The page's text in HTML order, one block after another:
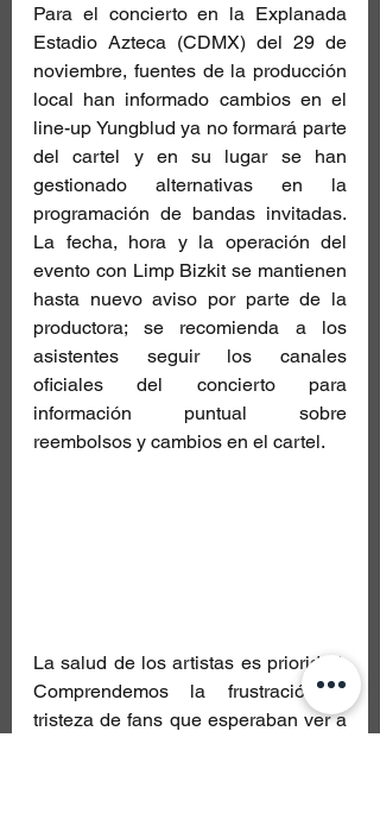
Para el concierto en la Explanada
Estadio Azteca (CDMX) del 29 de
noviembre, fuentes de la producción
local han informado cambios en el
line-up Yungblud ya no formará parte
del cartel y en su lugar se han
gestionado alternativas en la
programación de bandas invitadas.
La fecha, hora y la operación del
evento con Limp Bizkit se mantienen
hasta nuevo aviso por parte de la
productora; se recomienda a los
asistentes seguir los canales
oficiales del concierto para
información puntual sobre
reembolsos y cambios en el cartel.
La salud de los artistas es prioridad.
Comprendemos la frustración y
tristeza de fans que esperaban ver a